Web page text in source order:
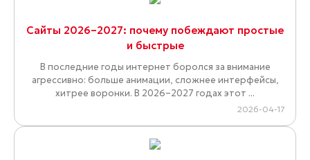
Сайты 2026–2027: почему побеждают простые
и быстрые
В последние годы интернет боролся за внимание
агрессивно: больше анимации, сложнее интерфейсы,
хитрее воронки. В 2026–2027 годах этот ...
2026-04-17